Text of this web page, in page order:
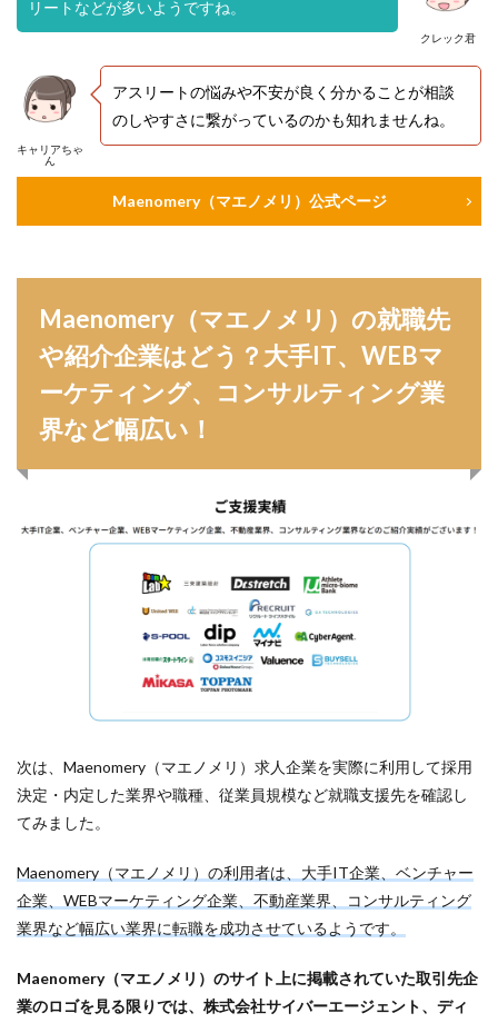
クレック君
リートなどが多いようですね。
キャリアちゃ
ん
アスリートの悩みや不安が良く分かることが相談
のしやすさに繋がっているのかも知れませんね。
Maenomery（マエノメリ）公式ページ
Maenomery（マエノメリ）の就職先
や紹介企業はどう？大手IT、WEBマ
ーケティング、コンサルティング業
界など幅広い！
次は、Maenomery（マエノメリ）求人企業を実際に利用して採用
決定・内定した業界や職種、従業員規模など就職支援先を確認し
てみました。
Maenomery（マエノメリ）の利用者は、大手IT企業、ベンチャー
企業、WEBマーケティング企業、不動産業界、コンサルティング
業界など幅広い業界に転職を成功させているようです。
Maenomery（マエノメリ）のサイト上に掲載されていた取引先企
業のロゴを見る限りでは、株式会社サイバーエージェント、ディ